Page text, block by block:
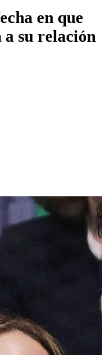
en que
su relación